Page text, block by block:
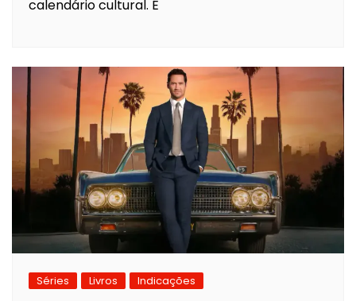
calendário cultural. É
Séries Livros Indicações